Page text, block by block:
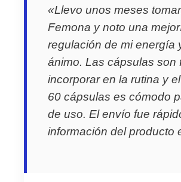
«Llevo unos meses
Femona y noto una
regulación de mi energía
ánimo. Las cápsulas son
incorporar en la rutina y
60 cápsulas es cómodo
de uso. El envío fue
información del producto